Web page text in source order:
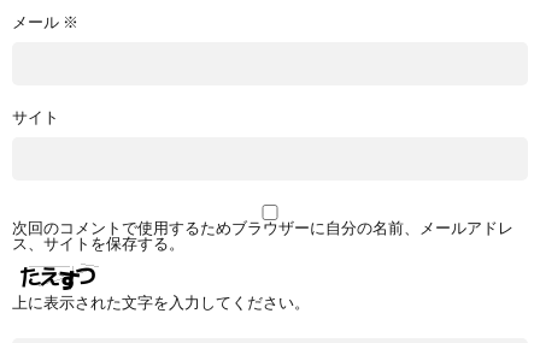
メール ※
サイト
次回のコメントで使用するためブラウザーに自分の名前、メールアドレ
ス、サイトを保存する。
上に表示された文字を入力してください。